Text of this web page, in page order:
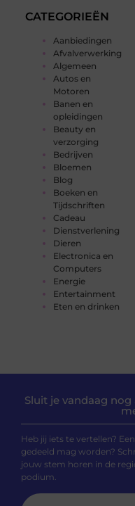
CATEGORIEËN
Aanbiedingen
Afvalverwerking
Algemeen
Autos en
Motoren
Banen en
opleidingen
Beauty en
verzorging
Bedrijven
Bloemen
Blog
Boeken en
Tijdschriften
Cadeau
Dienstverlening
Dieren
Electronica en
Computers
Energie
Entertainment
Eten en drinken
Sluit je vandaag
Heb jij iets te vertellen?
gedeeld mag worden?
jouw stem horen in de
podium.